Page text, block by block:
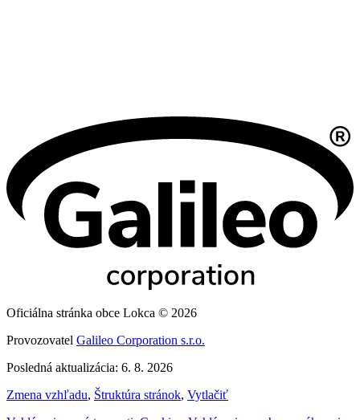
Oficiálna stránka obce Lokca © 2026
Provozovatel Galileo Corporation s.r.o.
Posledná aktualizácia: 6. 8. 2026
Zmena vzhľadu, Štruktúra stránok, Vytlačiť